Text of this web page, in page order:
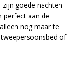
goede nachten
perfect aan de
nog maar te
of